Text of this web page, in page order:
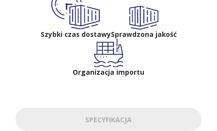
Szybki czas dostawySprawdzona jakość
Organizacja importu
SPECYFIKACJA